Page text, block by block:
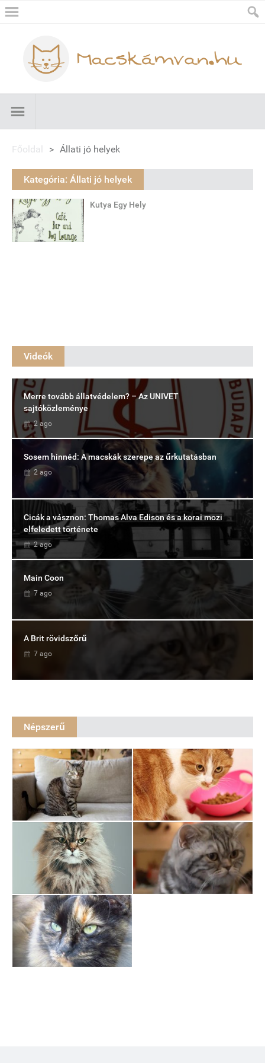
Főoldal > Állati jó helyek
Kategória: Állati jó helyek
Kutya Egy Hely
Videók
Merre tovább állatvédelem? – Az UNIVET
sajtóközleménye
2 ago
Sosem hinnéd: A macskák szerepe az űrkutatásban
2 ago
Cicák a vásznon: Thomas Alva Edison és a korai mozi
elfeledett története
2 ago
Main Coon
7 ago
A Brit rövidszőrű
7 ago
Népszerű